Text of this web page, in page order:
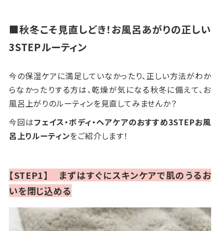
■秋冬こそ見直しどき！お風呂あがりの正しい
3STEPルーティン
今の保湿ケアに満足していなかったり、正しい方法がわか
らなかったりする方は、乾燥が気になる秋冬に備えて、お
風呂上がりのルーティンを見直してみませんか？
今回はフェイス・ボディ・ヘアケアのおすすめ3STEPお風
呂上りルーティンをご紹介します！
【STEP1】 まずはすぐにスキンケアで肌のうるお
いを閉じ込める